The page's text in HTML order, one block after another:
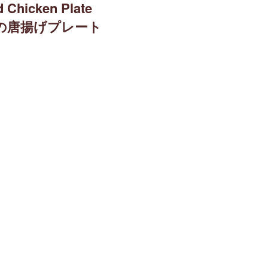
Chicken Plate
唐揚げプレート